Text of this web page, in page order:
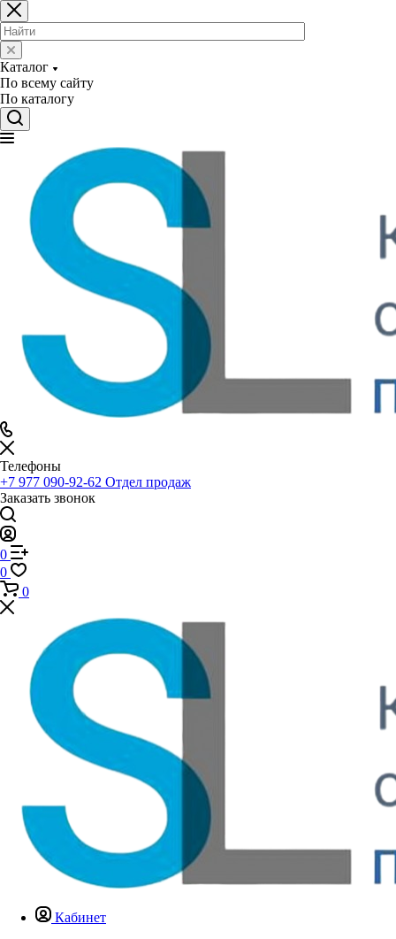
Каталог
По всему сайту
По каталогу
Телефоны
+7 977 090-92-62 Отдел продаж
Заказать звонок
0
0
0
Кабинет